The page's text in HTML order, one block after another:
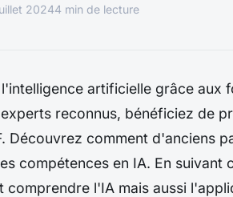
20244 min de lecture
artificielle grâce aux
reconnus, bénéficiez de
Découvrez comment d'anciens
compétences en IA. En
comprendre l'IA mais aussi